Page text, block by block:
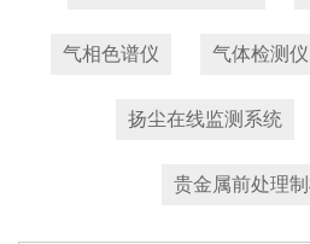
气相色谱仪 气体检测仪
扬尘在线监测系统
贵金属前处理